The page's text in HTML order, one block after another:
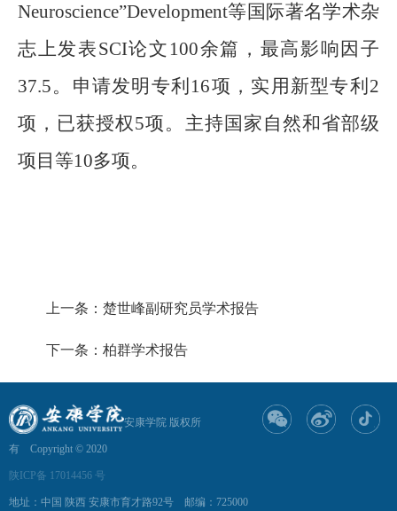
Neuroscience”Development等国际著名学术杂
志上发表SCI论文100余篇，最高影响因子
37.5。申请发明专利16项，实用新型专利2
项，已获授权5项。主持国家自然和省部级
项目等10多项。
上一条：楚世峰副研究员学术报告
下一条：柏群学术报告
安康学院 版权所
有 Copyright © 2020
陕ICP备 17014456 号
地址：中国 陕西 安康市育才路92号 邮编：725000